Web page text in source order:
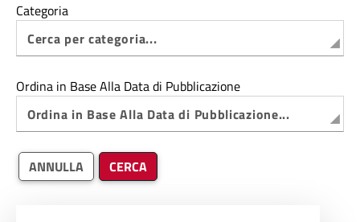
Categoria
Ordina in Base Alla Data di Pubblicazione
ANNULLA CERCA